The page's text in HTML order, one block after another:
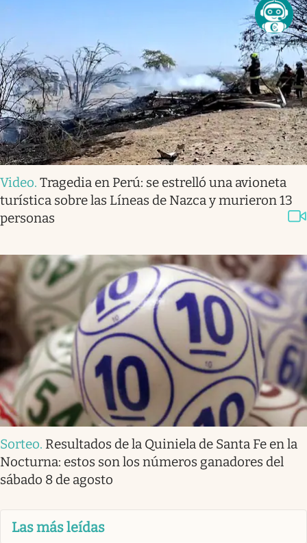
Video. Tragedia en Perú: se estrelló una avioneta
turística sobre las Líneas de Nazca y murieron 13
personas
Sorteo. Resultados de la Quiniela de Santa Fe en la
Nocturna: estos son los números ganadores del
sábado 8 de agosto
Las más leídas